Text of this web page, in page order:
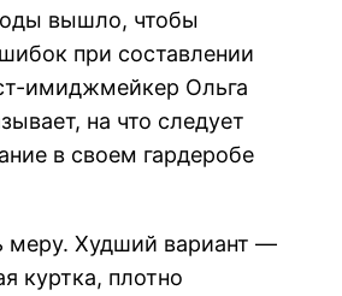
вышло, чтобы
при составлении
имиджмейкер Ольга
на что следует
в своем гардеробе
меру. Худший вариант —
куртка, плотно